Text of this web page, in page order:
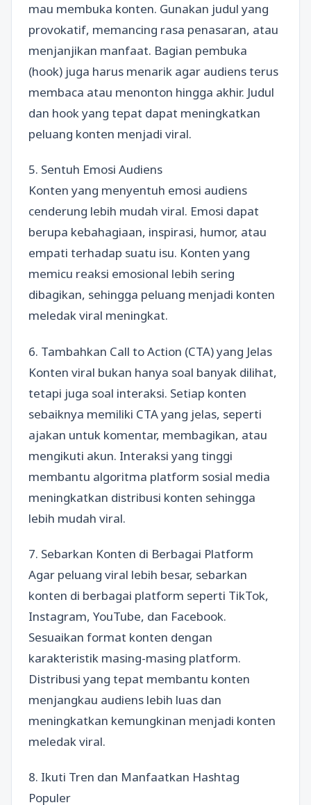
mau membuka konten. Gunakan judul yang
provokatif, memancing rasa penasaran, atau
menjanjikan manfaat. Bagian pembuka
(hook) juga harus menarik agar audiens terus
membaca atau menonton hingga akhir. Judul
dan hook yang tepat dapat meningkatkan
peluang konten menjadi viral.
5. Sentuh Emosi Audiens
Konten yang menyentuh emosi audiens
cenderung lebih mudah viral. Emosi dapat
berupa kebahagiaan, inspirasi, humor, atau
empati terhadap suatu isu. Konten yang
memicu reaksi emosional lebih sering
dibagikan, sehingga peluang menjadi konten
meledak viral meningkat.
6. Tambahkan Call to Action (CTA) yang Jelas
Konten viral bukan hanya soal banyak dilihat,
tetapi juga soal interaksi. Setiap konten
sebaiknya memiliki CTA yang jelas, seperti
ajakan untuk komentar, membagikan, atau
mengikuti akun. Interaksi yang tinggi
membantu algoritma platform sosial media
meningkatkan distribusi konten sehingga
lebih mudah viral.
7. Sebarkan Konten di Berbagai Platform
Agar peluang viral lebih besar, sebarkan
konten di berbagai platform seperti TikTok,
Instagram, YouTube, dan Facebook.
Sesuaikan format konten dengan
karakteristik masing-masing platform.
Distribusi yang tepat membantu konten
menjangkau audiens lebih luas dan
meningkatkan kemungkinan menjadi konten
meledak viral.
8. Ikuti Tren dan Manfaatkan Hashtag
Populer